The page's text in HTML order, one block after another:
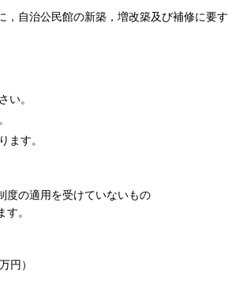
自治公民館の新築，増改築及び補修に要す
い。
ます。
の適用を受けていないもの
。
円）